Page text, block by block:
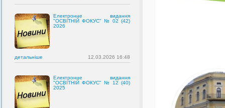
Електронне видання
"ОСВІТНІЙ ФОКУС" № 02 (42)
2026
детальнiше 12.03.2026 16:48
Електронне видання
"ОСВІТНІЙ ФОКУС" № 12 (40)
2025